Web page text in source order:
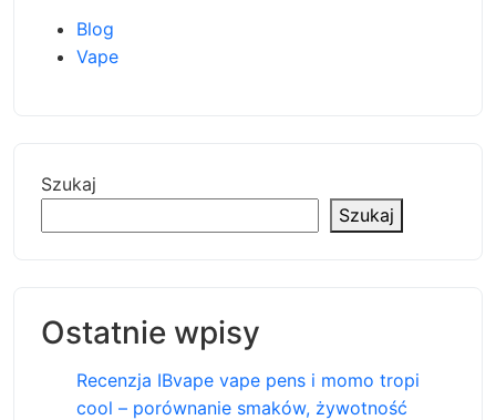
Blog
Vape
Szukaj
Szukaj
Ostatnie wpisy
Recenzja IBvape vape pens i momo tropi
cool – porównanie smaków, żywotność